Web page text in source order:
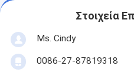
Στοιχεία
Ms. Cindy
0086-27-87819318